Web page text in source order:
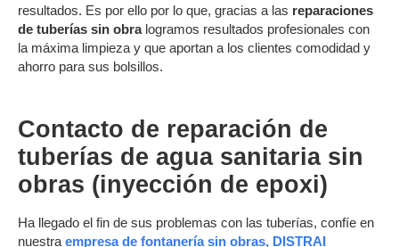
resultados. Es por ello por lo que, gracias a las reparaciones
de tuberías sin obralogramos resultados profesionales con
la máxima limpieza y que aportan a los clientes comodidad y
ahorro para sus bolsillos.
Contacto de reparación de
tuberías de agua sanitaria sin
obras (inyección de epoxi)
Ha llegado el fin de sus problemas con las tuberías, confíe en
nuestra empresa de fontanería sin obras, DISTRAI